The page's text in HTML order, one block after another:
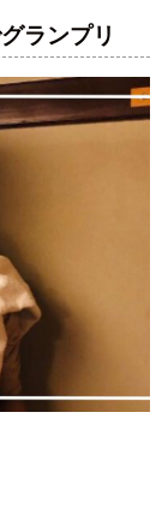
ランプリ